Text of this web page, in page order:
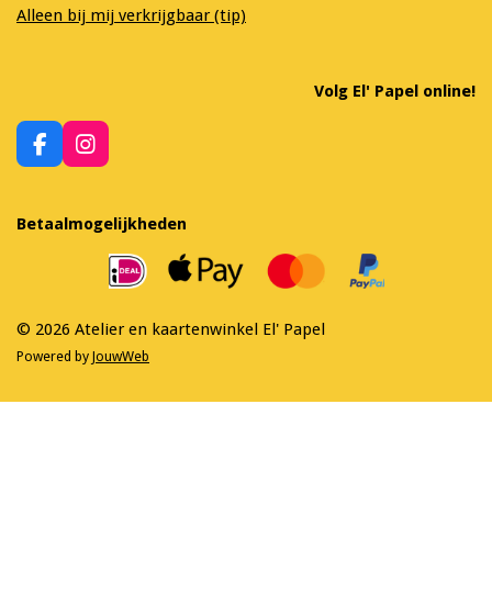
Alleen bij mij verkrijgbaar (tip)
Volg El' Papel online!
F
a
e
b
I
n
a
m
Betaalmogelijkheden
© 2026 Atelier en kaartenwinkel El' Papel
Powered by JouwWeb